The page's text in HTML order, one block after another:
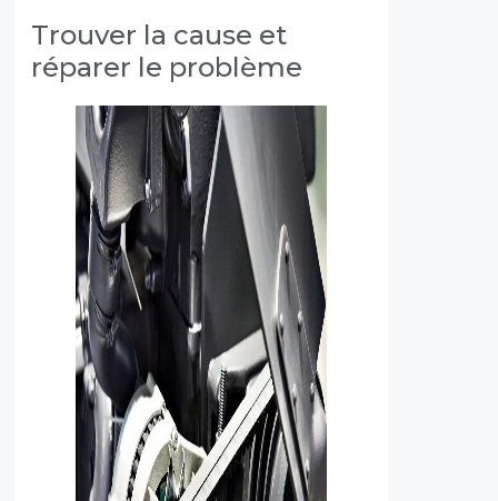
Trouver la cause et
réparer le problème